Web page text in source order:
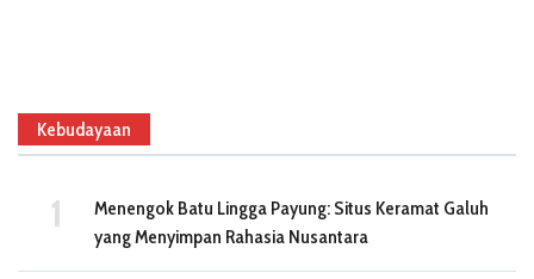
Kebudayaan
Menengok Batu Lingga Payung: Situs Keramat Galuh
yang Menyimpan Rahasia Nusantara